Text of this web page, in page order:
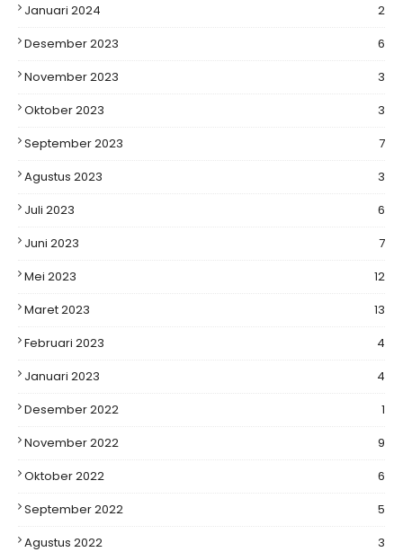
Januari 2024
2
Desember 2023
6
November 2023
3
Oktober 2023
3
September 2023
7
Agustus 2023
3
Juli 2023
6
Juni 2023
7
Mei 2023
12
Maret 2023
13
Februari 2023
4
Januari 2023
4
Desember 2022
1
November 2022
9
Oktober 2022
6
September 2022
5
Agustus 2022
3